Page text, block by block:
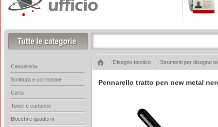
Pennarello tratto pen new metal
Disegno tecnico Strumenti per disegno
Cancelleria
Scrittura e correzione
Carta
Toner e cartucce
Blocchi e quaderni